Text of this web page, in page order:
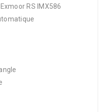
RS IMX586